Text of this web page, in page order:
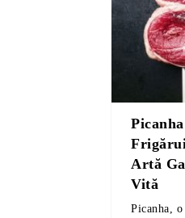
Artă
Vită
Picanha,